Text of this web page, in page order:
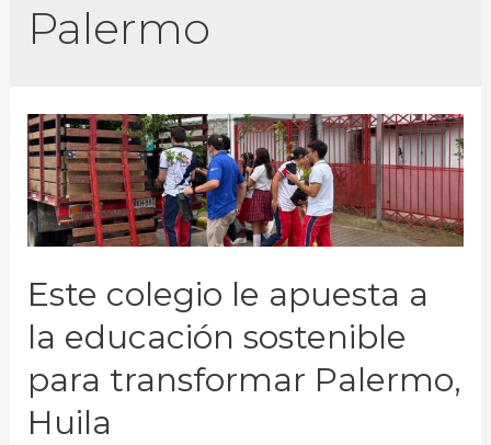
Palermo
Este colegio le apuesta a
la educación sostenible
para transformar Palermo,
Huila